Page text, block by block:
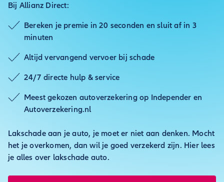
Bij Allianz Direct:
Bereken je premie in 20 seconden en sluit af in 3
minuten
Altijd vervangend vervoer bij schade
24/7 directe hulp & service
Meest gekozen autoverzekering op Independer en
Autoverzekering.nl
Lakschade aan je auto, je moet er niet aan denken. Mocht
het je overkomen, dan wil je goed verzekerd zijn. Hier lees
je alles over lakschade auto.